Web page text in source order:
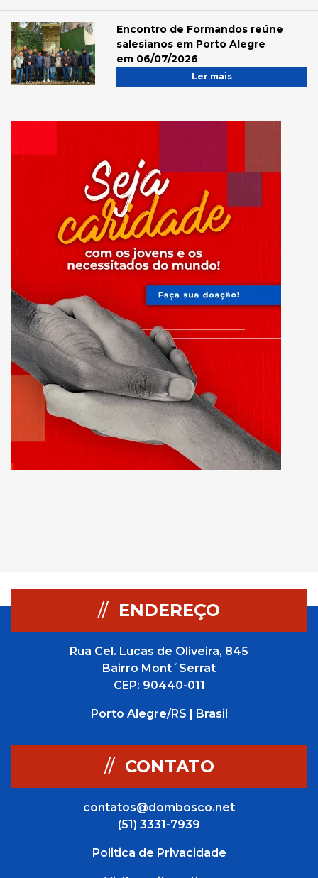
Encontro de Formandos reúne
salesianos em Porto Alegre
em 06/07/2026
Ler mais
// ENDEREÇO
Rua Cel. Lucas de Oliveira, 845
Bairro Mont´Serrat
CEP: 90440-011
Porto Alegre/RS | Brasil
// CONTATO
contatos@dombosco.net
(51) 3331-7939
Politica de Privacidade